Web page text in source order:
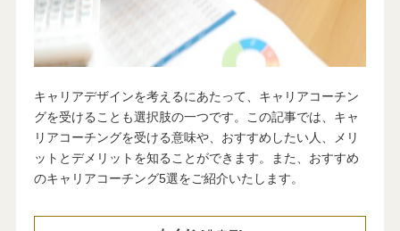
キャリアデザインを考えるにあたって、キャリアコーチン
グを受けることも選択肢の一つです。この記事では、キャ
リアコーチングを受ける意味や、おすすめしたい人、メリ
ットとデメリットを知ることができます。また、おすすめ
のキャリアコーチング5選をご紹介いたします。